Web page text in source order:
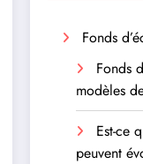
Fonds
Fonds
modèles
Est-ce
peuvent